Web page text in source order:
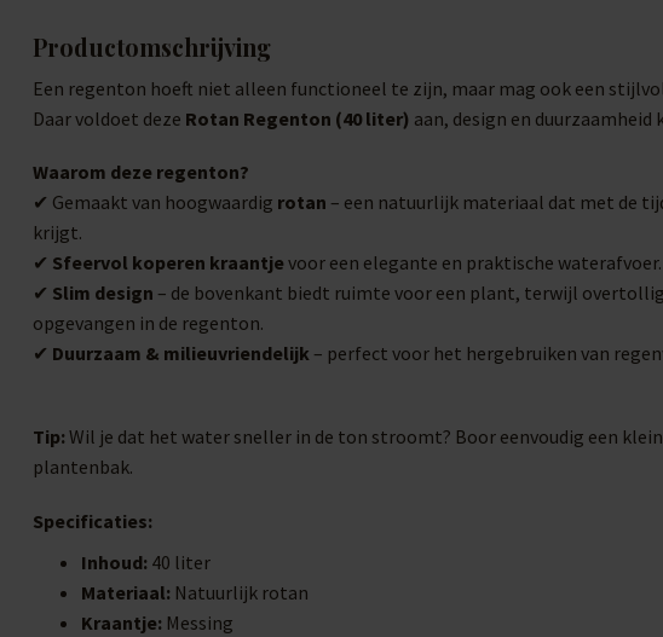
Productomschrijving
Een regenton hoeft niet alleen functioneel te zijn, maar mag ook een
Daar voldoet deze Rotan Regenton (40 liter) aan, design en duurzaamheid
Waarom deze regenton?
✔ Gemaakt van hoogwaardig rotan – een natuurlijk materiaal dat met de
krijgt.
✔ Sfeervol koperen kraantje voor een elegante en praktische waterafvoer.
✔ Slim design – de bovenkant biedt ruimte voor een plant, terwijl
opgevangen in de regenton.
✔ Duurzaam & milieuvriendelijk – perfect voor het hergebruiken van
Tip: Wil je dat het water sneller in de ton stroomt? Boor eenvoudig een
plantenbak.
Specificaties:
Inhoud: 40 liter
Materiaal: Natuurlijk rotan
Kraantje: Messing